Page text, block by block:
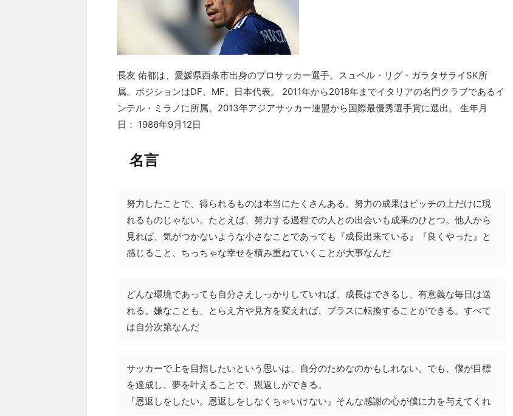
長友 佑都は、愛媛県西条市出身のプロサッカー選手。スュペル・リグ・ガラタサライSK所
属。ポジションはDF、MF。日本代表。 2011年から2018年までイタリアの名門クラブであるイ
ンテル・ミラノに所属。2013年アジアサッカー連盟から国際最優秀選手賞に選出。 生年月
日： 1986年9月12日
名言
努力したことで、得られるものは本当にたくさんある。努力の成果はピッチの上だけに現
れるものじゃない。たとえば、努力する過程での人との出会いも成果のひとつ。他人から
見れば、気がつかないような小さなことであっても『成長出来ている』『良くやった』と
感じること、ちっちゃな幸せを積み重ねていくことが大事なんだ
どんな環境であっても自分さえしっかりしていれば、成長はできるし、有意義な毎日は送
れる。嫌なことも、とらえ方や見方を変えれば、プラスに転換することができる。すべて
は自分次第なんだ
サッカーで上を目指したいという思いは、自分のためなのかもしれない。でも、僕が目標
を達成し、夢を叶えることで、恩返しができる。
『恩返しをしたい。恩返しをしなくちゃいけない』そんな感謝の心が僕に力を与えてくれ